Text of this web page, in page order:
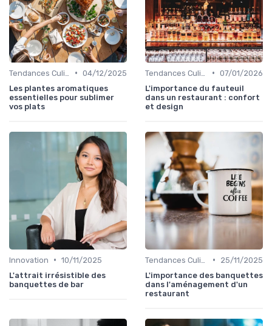
• 04/12/2025
Les plantes aromatiques
essentielles pour sublimer
vos plats
• 07/01/2026
L'importance du fauteuil
dans un restaurant : confort
et design
Innovation • 10/11/2025
L'attrait irrésistible des
banquettes de bar
•
25/11/2025
L'importance des banquettes
dans l'aménagement d'un
restaurant